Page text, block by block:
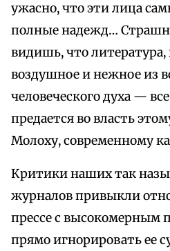
ужасно, что эти лица
полные надежд…
видишь, что
воздушное и нежное из
человеческого духа —
предается во власть
Молоху, современному
Критики наших так
журналов привыкли
прессе с высокомерным
прямо игнорировать ее